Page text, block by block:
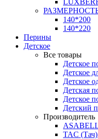
140*200
140*220
Перины
Детское
Все товары
Детское
Детское
Детское
Детская
Детское
Детский
Производитель
TAC